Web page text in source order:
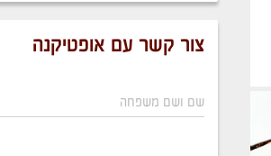
צור קשר עם אופטיקנה